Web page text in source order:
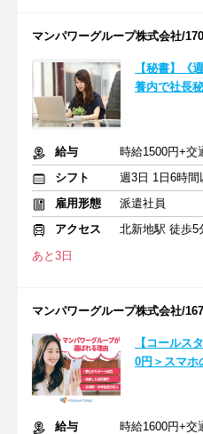
マンパワーグループ株式会社/
【秘書】《
養内で社長
給与
時給1500円+交
シフト
週3日 1日6時間
雇用形態
派遣社員
アクセス
北新地駅 徒歩5
あと3日
マンパワーグループ株式会社/
【コールス
0円＞スマホ
給与
時給1600円+交